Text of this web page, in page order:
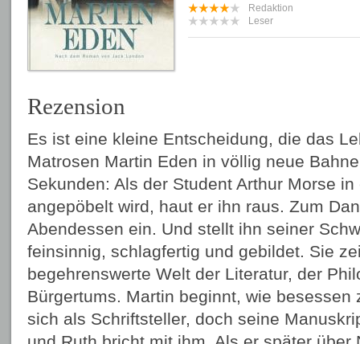
Redaktion
Leser
Rezension
Es ist eine kleine Entscheidung, die das
Matrosen Martin Eden in völlig neue
Sekunden: Als der Student Arthur Morse
angepöbelt wird, haut er ihn raus. Zum
Abendessen ein. Und stellt ihn seiner
feinsinnig, schlagfertig und gebildet. Sie
begehrenswerte Welt der Literatur, der
Bürgertums. Martin beginnt, wie besessen
sich als Schriftsteller, doch seine